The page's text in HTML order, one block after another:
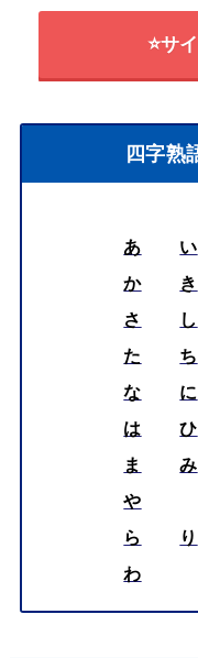
⭐サ
四字熟
あ い
か
き
さ
し
た
ち
な
に
は
ひ
ま
み
や
ら
り
わ